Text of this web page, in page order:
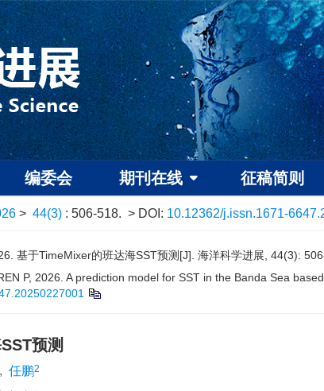
编委会 期刊在线 征稿简则
> 44(3) : 506-518. > DOI: 10.12362/j.issn.1671-
基于TimeMixer的班达海SST预测[J]. 海洋科学进展, 44(3):
P, 2026. A prediction model for SST in the Banda Sea
预测
, 任鹏2